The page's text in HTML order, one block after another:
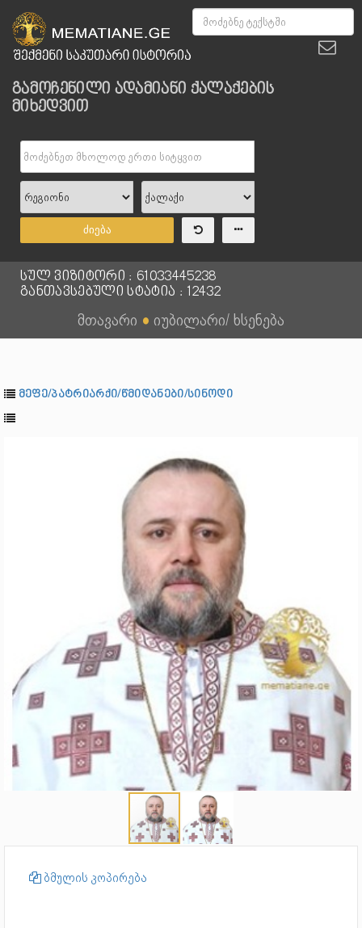
გამოჩენილი ადამიანი ქალაქების
მიხედვით
ძიება
სულ ვიზიტორი : 61033445238
განთავსებული სტატია : 12432
მთავარი ● იუბილარი/ ხსენება
მეფე/პატრიარქი/წმიდანები/სინოდი
ბმულის კოპირება